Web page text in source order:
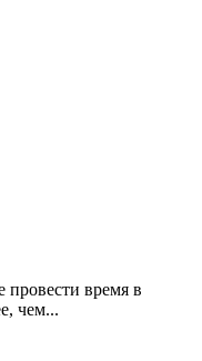
провести время в
чем...